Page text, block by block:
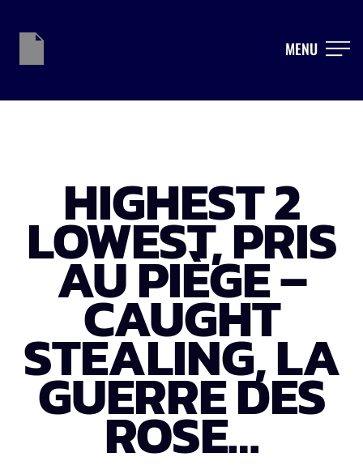
MENU
HIGHEST 2
LOWEST, PRIS
AU PIÈGE –
CAUGHT
STEALING, LA
GUERRE DES
ROSE…